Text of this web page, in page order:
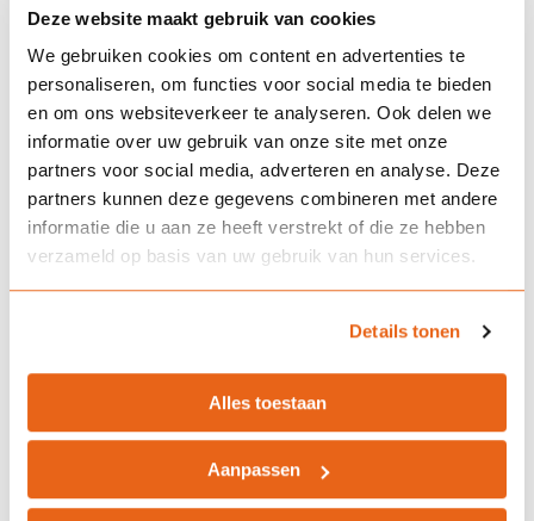
Deze website maakt gebruik van cookies
We gebruiken cookies om content en advertenties te
personaliseren, om functies voor social media te bieden
en om ons websiteverkeer te analyseren. Ook delen we
informatie over uw gebruik van onze site met onze
partners voor social media, adverteren en analyse. Deze
partners kunnen deze gegevens combineren met andere
informatie die u aan ze heeft verstrekt of die ze hebben
verzameld op basis van uw gebruik van hun services.
Details tonen
Alles toestaan
Aanpassen
Laat je adviseren, vraag ons naar de mogelijkheden